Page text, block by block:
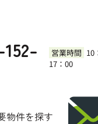
営業時間 10
17：00
物件を探す
？転用の手続きや費用に